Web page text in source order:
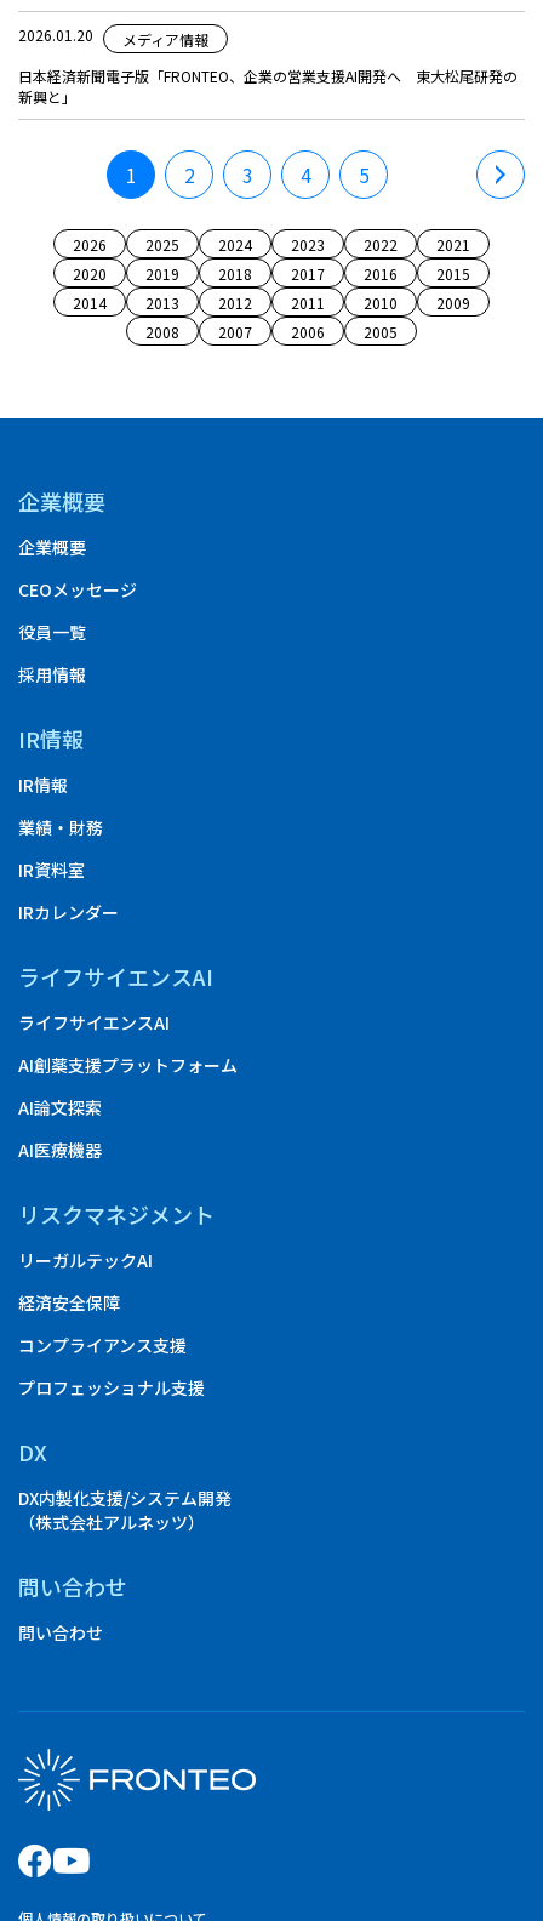
2026.01.20
メディア情報
日本経済新聞電子版「FRONTEO、企業の営業支援AI開発へ 東大松尾研発の
新興と」
1 2 3 4 5
2026 2025 2024 2023 2022
2021
2020
2019 2018 2017 2016
2015
2014
2013 2012 2011 2010
2009
2008
2007 2006 2005
企業概要
企業概要
CEOメッセージ
役員一覧
採用情報
IR情報
IR情報
業績・財務
IR資料室
IRカレンダー
ライフサイエンスAI
ライフサイエンスAI
AI創薬支援プラットフォーム
AI論文探索
AI医療機器
リスクマネジメント
リーガルテックAI
経済安全保障
コンプライアンス支援
プロフェッショナル支援
DX
DX内製化支援/システム開発
（株式会社アルネッツ）
問い合わせ
問い合わせ